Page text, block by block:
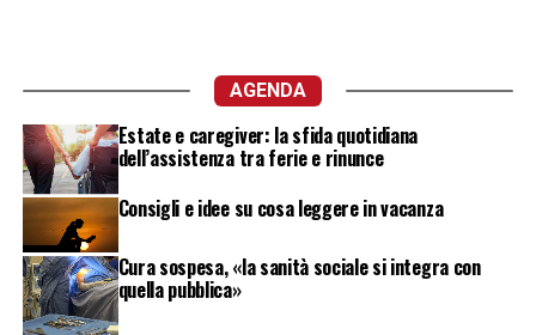
AGENDA
Estate e caregiver: la sfida quotidiana
dell’assistenza tra ferie e rinunce
Consigli e idee su cosa leggere in vacanza
Cura sospesa, «la sanità sociale si integra con
quella pubblica»